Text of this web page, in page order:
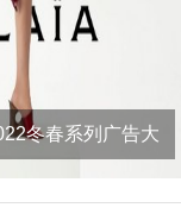
冬春系列广告大
片